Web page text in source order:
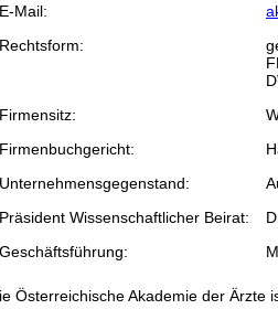
E-Mail:
Rechtsform:
Firmensitz:
Firmenbuchgericht:
Unternehmensgegenstand:
Präsident Wissenschaftlicher Beirat:
Geschäftsführung:
Österreichische Akademie der Ärzte